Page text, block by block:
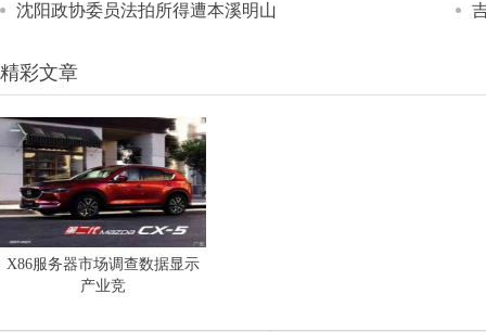
沈阳政协委员法拍所得遭本溪明山
精彩文章
X86服务器市场调查数据显示
产业竞